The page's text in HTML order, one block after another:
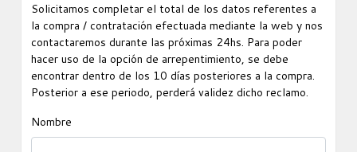
Solicitamos completar el total de los datos referentes a
la compra / contratación efectuada mediante la web y nos
contactaremos durante las próximas 24hs. Para poder
hacer uso de la opción de arrepentimiento, se debe
encontrar dentro de los 10 días posteriores a la compra.
Posterior a ese periodo, perderá validez dicho reclamo.
Nombre